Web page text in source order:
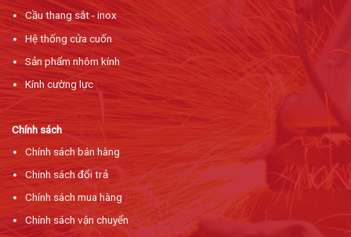
Cầu thang sắt - inox
Hệ thống cửa cuốn
Sản phẩm nhôm kính
Kính cường lực
Chính sách
Chính sách bán hàng
Chinh sách đổi trả
Chính sách mua hàng
Chính sách vận chuyển